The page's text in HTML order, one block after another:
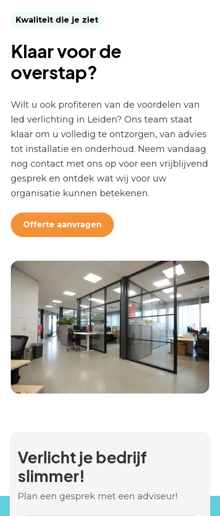
Kwaliteit die je ziet
Klaar voor de
overstap?
Wilt u ook profiteren van de voordelen van
led verlichting in Leiden? Ons team staat
klaar om u volledig te ontzorgen, van advies
tot installatie en onderhoud. Neem vandaag
nog contact met ons op voor een vrijblijvend
gesprek en ontdek wat wij voor uw
organisatie kunnen betekenen.
Offerte aanvragen
Verlicht je bedrijf
slimmer!
Plan een gesprek met een adviseur!